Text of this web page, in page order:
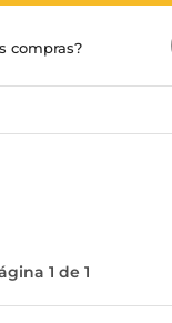
compras?
1 de 1